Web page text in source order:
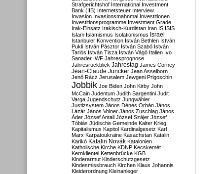
Strafgerichtshof International Investment
Bank (IIB) Internetsteuer Interview
Invasion Invasionsmahnmal Investitionen
Investitionsprogramme Investment Grade
Irak-Einsatz Irakisch-Kurdistan Iran IS ISIS
Islam Islamismus Isolationismus Israel
Istanbuler Konvention István Bethlen István
Pukli István Pásztor István Szabó István
Tarlós István Tisza István Vágó Italien Ivo
Sanader IWF Jahresprognose
Jahresrückblick Jahrestag James Corney
Jean-Claude Juncker Jean Asselborn
Jenő Rácz Jerusalem Jewgeni Prigoschin
Jobbik Joe Biden John Kirby John
McCain Judentum Judith Sargentini Judit
Varga Jugendschutz Jungwähler
Justizsystem János Dénes Orbán János
Lázár János Volner János Zuschlag János
Áder József Antall József Szájer József
Tóbiás Jüdische Gemeinde Kalter Krieg
Kapitalismus Kapitol Kardinalgesetz Karl
Marx Karpatoukraine Kasachstan Katalin
Karikó Katalin Novák Katalonien
Katholische Kirche KDNP Kecskemét
Kernklientel Kettenbrücke KGB
Kinderarmut Kinderschutzgesetz
Kindesmissbrauch Kirchen Klaus Johannis
Kleiderordnung Kleinanleger